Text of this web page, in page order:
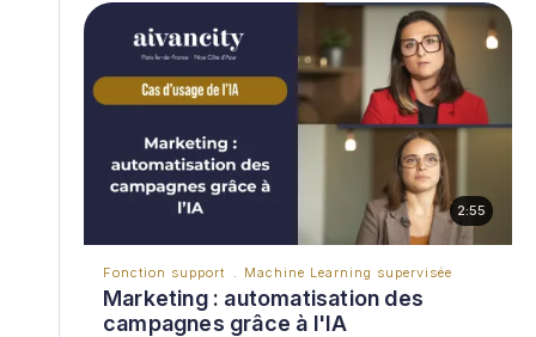
2:55
Fonction support Machine Learning supervisée
Marketing : automatisation des
campagnes grâce à l'IA